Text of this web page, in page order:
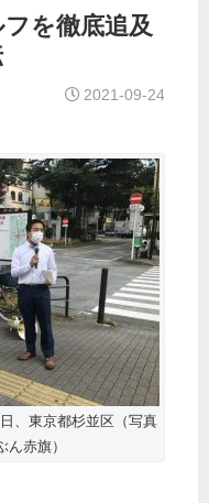
を徹底追及
2021-09-24
、東京都杉並区（写真
ん赤旗）